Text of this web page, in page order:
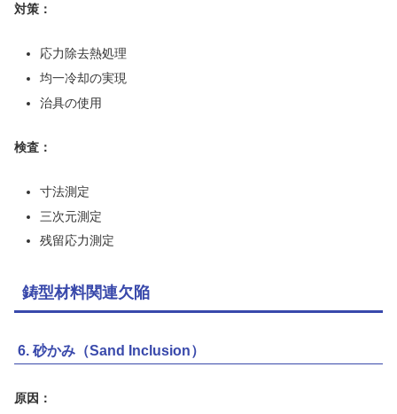
対策：
応力除去熱処理
均一冷却の実現
治具の使用
検査：
寸法測定
三次元測定
残留応力測定
鋳型材料関連欠陥
6. 砂かみ（Sand Inclusion）
原因：